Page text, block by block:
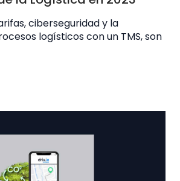
ciberseguridad y la
logísticos con un TMS, son